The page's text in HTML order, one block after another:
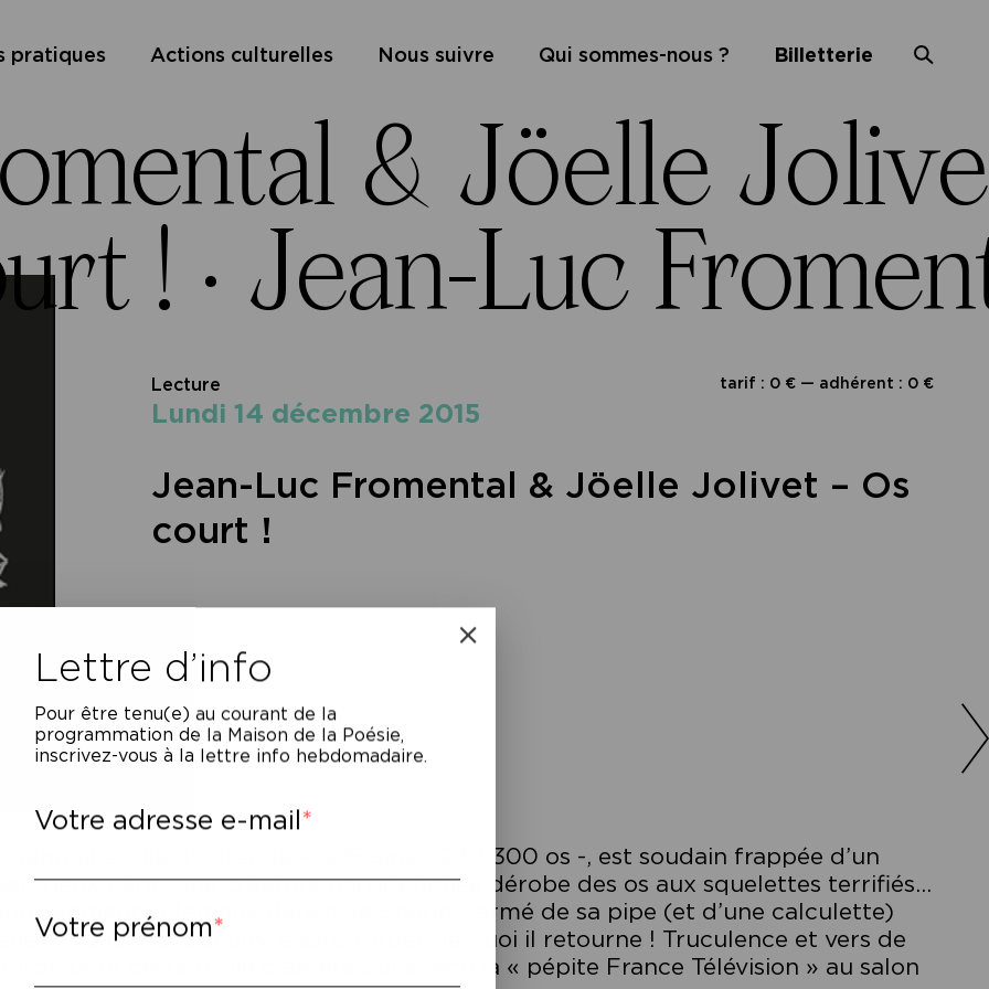
pratiques Actions culturelles Nous suivre Qui sommes-nous ? Billetterie
& Jöelle
! · Jean-Luc
tarif : 0 € — adhérent : 0 €
Lecture
lundi 14 décembre 2015
Jean-Luc Fromental & Jöelle Jolivet – Os
court !
tranquille ville d’Ostende – 1275 âmes, 270 300 os -, est soudain frappée d’un
péril : une créature non identifiée dérobe des os aux squelettes terrifiés…
le fameux détective Sherlos, armé de sa pipe (et d’une calculette)
l’enquête et découvre sans tarder de quoi il retourne ! Truculence et vers de
pour cette drôle d’affaire qui a reçu la « pépite France Télévision » au salon
Lettre d’info
Pour être tenu(e) au courant de la
programmation de la Maison de la Poésie,
inscrivez-vous à la lettre info hebdomadaire.
Votre adresse e-mail
Votre prénom